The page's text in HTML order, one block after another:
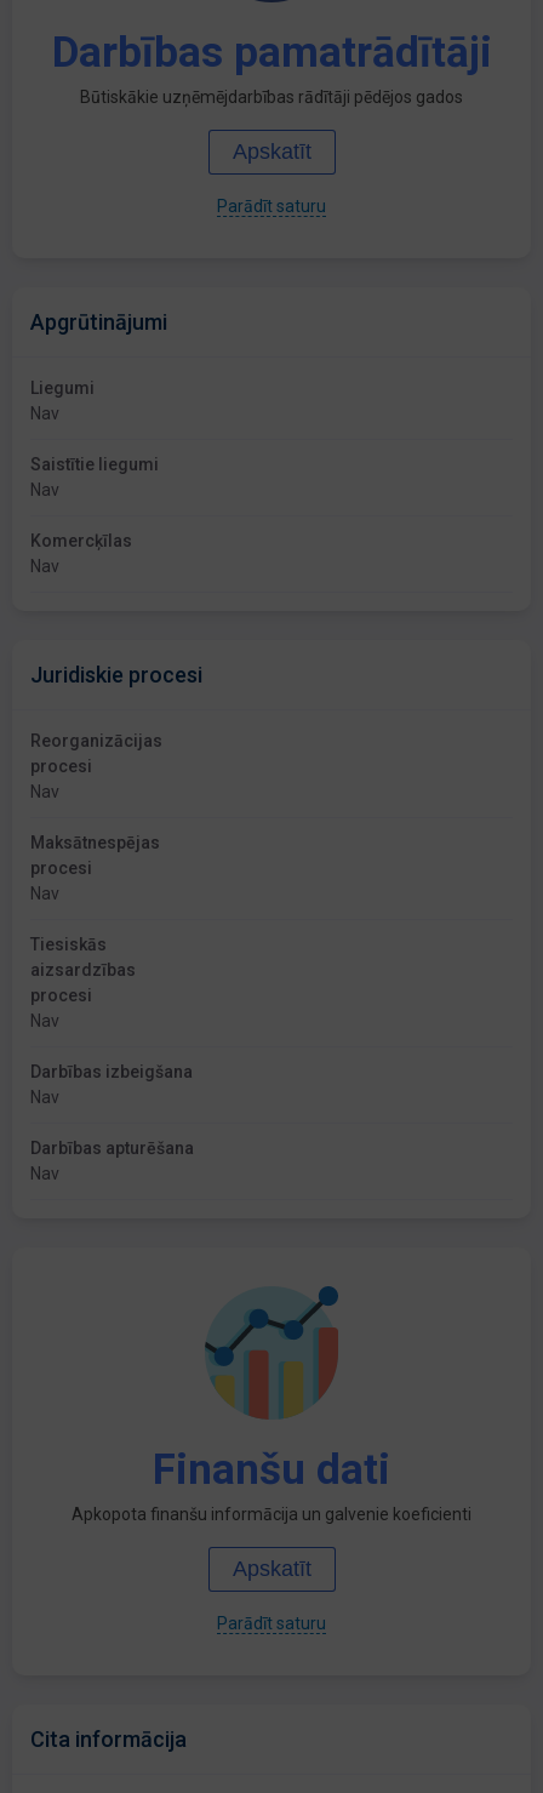
Darbības pamatrādītāji
Būtiskākie uzņēmējdarbības rādītāji pēdējos gados
Apskatīt
Parādīt saturu
Apgrūtinājumi
Liegumi
Nav
Saistītie liegumi
Nav
Komercķīlas
Nav
Juridiskie procesi
Reorganizācijas
procesi
Nav
Maksātnespējas
procesi
Nav
Tiesiskās
aizsardzības
procesi
Nav
Darbības izbeigšana
Nav
Darbības apturēšana
Nav
Finanšu dati
Apkopota finanšu informācija un galvenie koeficienti
Apskatīt
Parādīt saturu
Cita informācija